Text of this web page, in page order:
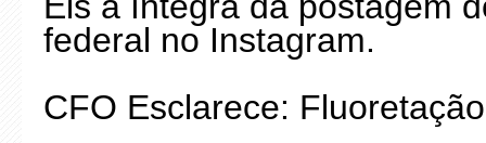
federal no Instagram.
CFO Esclarece: